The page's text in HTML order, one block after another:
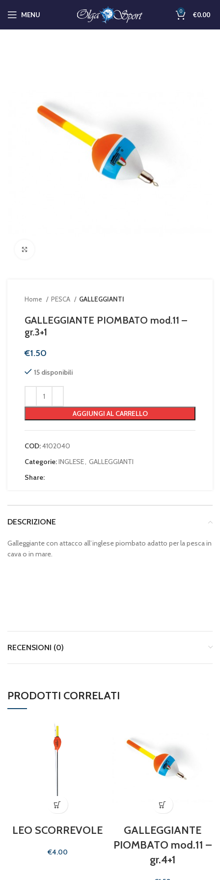
MENU 0 €0.00
Home PESCA GALLEGGIANTI
GALLEGGIANTE PIOMBATO mod.11 –
gr.3+1
€
15 disponibili
AGGIUNGI AL CARRELLO
COD:4102040
Categorie:INGLESE, GALLEGGIANTI
Share:
DESCRIZIONE
Galleggiante con attacco all’inglese piombato adatto per la pesca in
cava o in mare.
RECENSIONI (0)
PRODOTTI CORRELATI
LEO SCORREVOLE
€
GALLEGGIANTE
PIOMBATO mod.11 –
gr.4+1